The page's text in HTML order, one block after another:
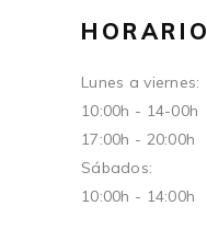
HORARIO
Lunes a viernes:
10:00h - 14-00h
17:00h - 20:00h
Sábados:
10:00h - 14:00h